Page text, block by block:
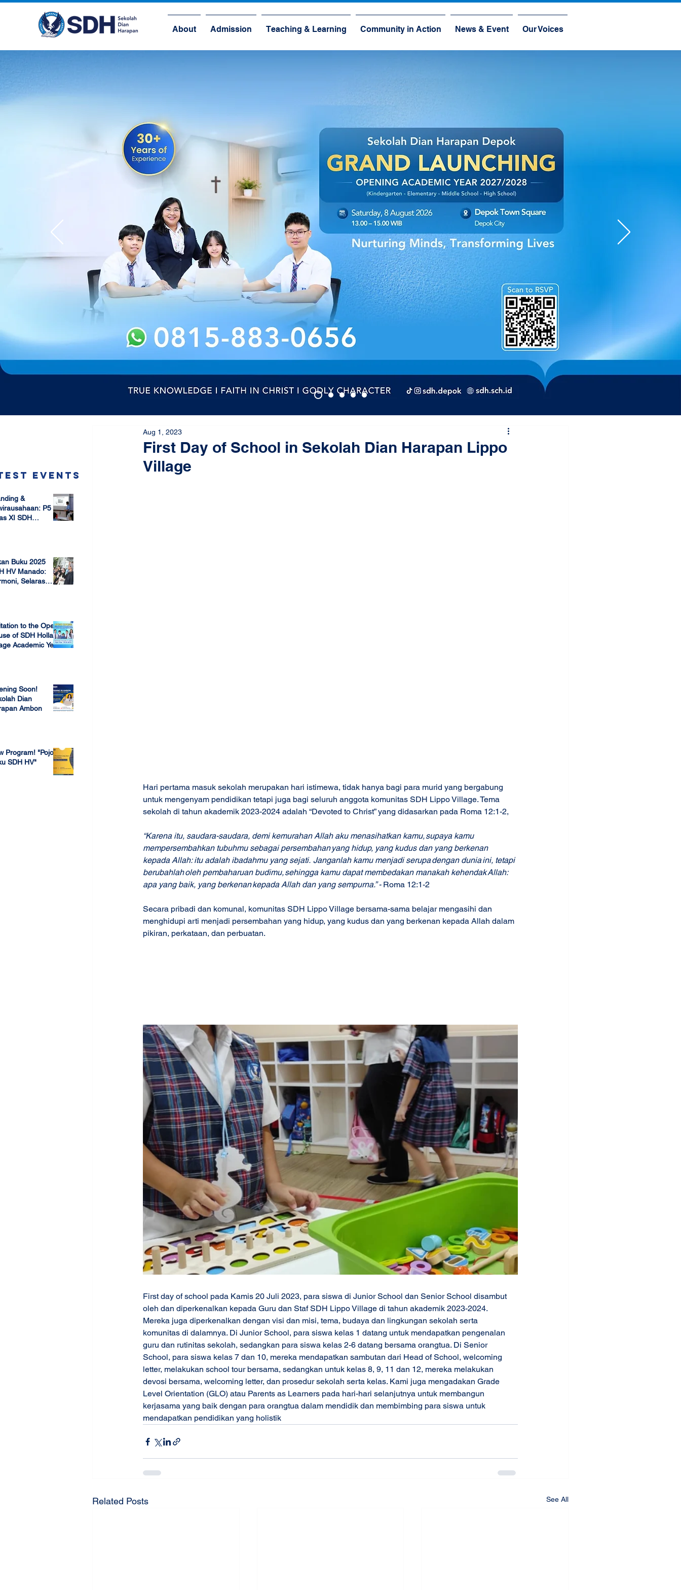
About Admission Teaching & Learning Community in Action News & Event Our Voices
Events
&
P5
XI SDH
Buku 2025
HV Manado:
Selaras
to the Open
of SDH Holland
Academic Year
Soon!
Dian
Ambon
Program! "Pojok
SDH HV"
First Day of School in Sekolah Dian Harapan Lippo
Village
Aug 1, 2023
Hari pertama masuk sekolah merupakan hari istimewa, tidak hanya bagi para murid yang bergabung
untuk mengenyam pendidikan tetapi juga bagi seluruh anggota komunitas SDH Lippo Village. Tema
sekolah di tahun akademik 2023-2024 adalah “Devoted to Christ” yang didasarkan pada Roma 12:1-2,
“Karena itu, saudara-saudara, demi kemurahan Allah aku menasihatkan kamu, supaya kamu
mempersembahkan tubuhmu sebagai persembahan yang hidup, yang kudus dan yang berkenan
kepada Allah: itu adalah ibadahmu yang sejati.  Janganlah kamu menjadi serupa dengan dunia ini, tetapi
berubahlah oleh pembaharuan budimu, sehingga kamu dapat membedakan manakah kehendak Allah:
apa yang baik, yang berkenan kepada Allah dan yang sempurna.” - Roma 12:1-2
Secara pribadi dan komunal, komunitas SDH Lippo Village bersama-sama belajar mengasihi dan
menghidupi arti menjadi persembahan yang hidup, yang kudus dan yang berkenan kepada Allah dalam
pikiran, perkataan, dan perbuatan.
First day of school pada Kamis 20 Juli 2023, para siswa di Junior School dan Senior School disambut
oleh dan diperkenalkan kepada Guru dan Staf SDH Lippo Village di tahun akademik 2023-2024.
Mereka juga diperkenalkan dengan visi dan misi, tema, budaya dan lingkungan sekolah serta
komunitas di dalamnya. Di Junior School, para siswa kelas 1 datang untuk mendapatkan pengenalan
guru dan rutinitas sekolah, sedangkan para siswa kelas 2-6 datang bersama orangtua. Di Senior
School, para siswa kelas 7 dan 10, mereka mendapatkan sambutan dari Head of School, welcoming
letter, melakukan school tour bersama, sedangkan untuk kelas 8, 9, 11 dan 12, mereka melakukan
devosi bersama, welcoming letter, dan prosedur sekolah serta kelas. Kami juga mengadakan Grade
Level Orientation (GLO) atau Parents as Learners pada hari-hari selanjutnya untuk membangun
kerjasama yang baik dengan para orangtua dalam mendidik dan membimbing para siswa untuk
mendapatkan pendidikan yang holistik
Related Posts See All